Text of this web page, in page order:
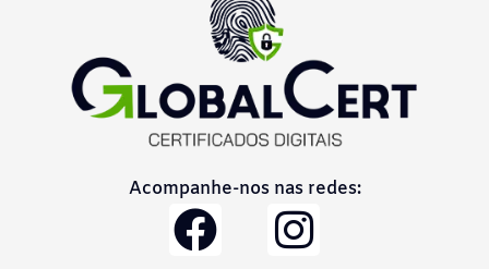
Acompanhe-nos nas redes:
F
I